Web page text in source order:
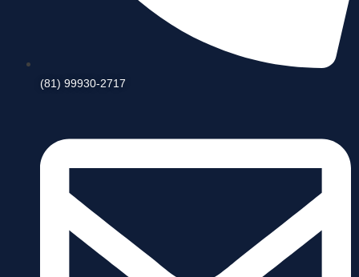
(81) 99930-2717